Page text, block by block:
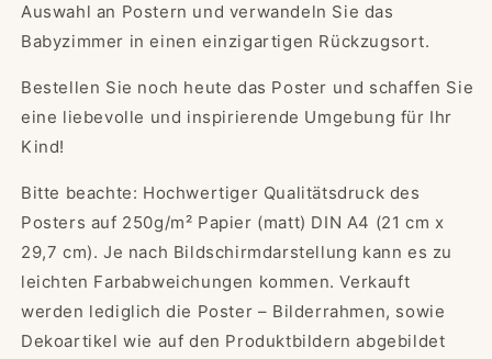
Auswahl an Postern und verwandeln Sie das
Babyzimmer in einen einzigartigen Rückzugsort.
Bestellen Sie noch heute das Poster und schaffen Sie
eine liebevolle und inspirierende Umgebung für Ihr
Kind!
Bitte beachte: Hochwertiger Qualitätsdruck des
Posters auf 250g/m² Papier (matt) DIN A4 (21 cm x
29,7 cm). Je nach Bildschirmdarstellung kann es zu
leichten Farbabweichungen kommen. Verkauft
werden lediglich die Poster – Bilderrahmen, sowie
Dekoartikel wie auf den Produktbildern abgebildet